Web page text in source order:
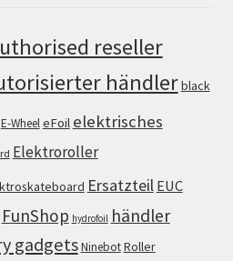
reseller
händlerblack
E-WheeleFoil elektrisches
Elektroroller
Ersatzteil EUC
FunShop hydrofoil händler
gadgetsNinebotRoller